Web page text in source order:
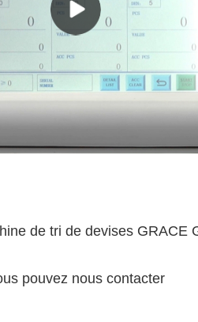
de tri de devises
pouvez nous contacter